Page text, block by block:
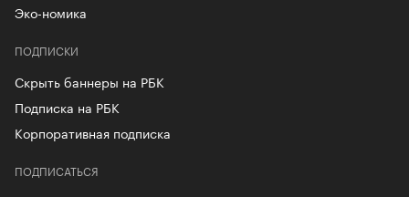
Эко-номика
ПОДПИСКИ
Скрыть баннеры на РБК
Подписка на РБК
Корпоративная подписка
ПОДПИСАТЬСЯ